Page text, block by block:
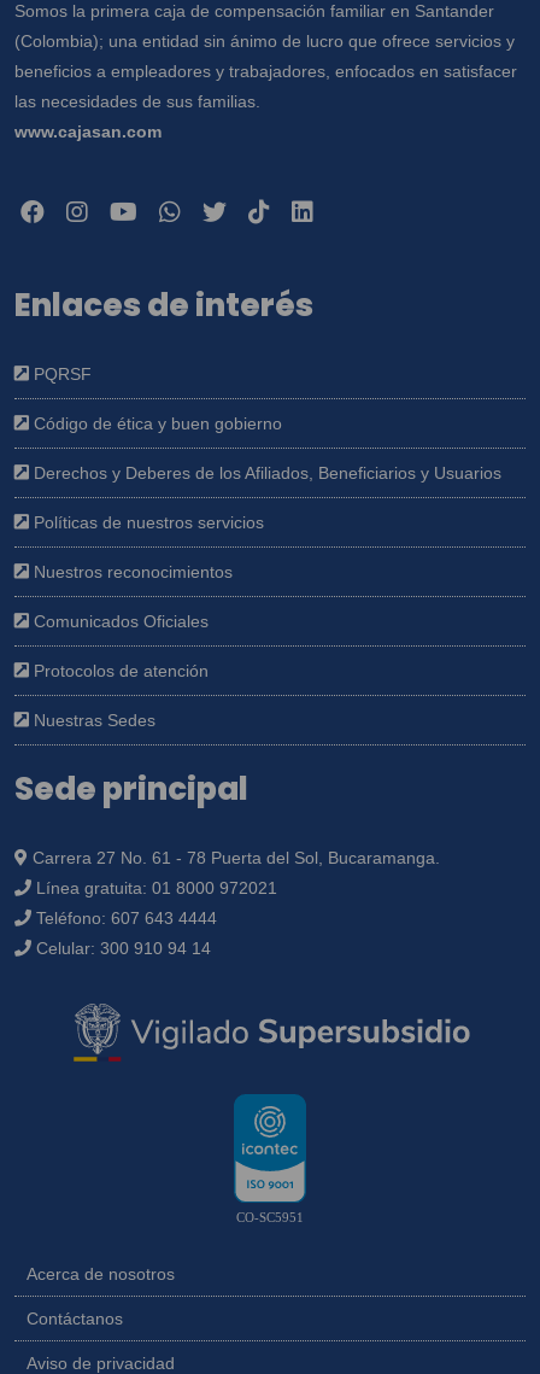
Somos la primera caja de compensación familiar en Santander
(Colombia); una entidad sin ánimo de lucro que ofrece servicios y
beneficios a empleadores y trabajadores, enfocados en satisfacer
las necesidades de sus familias.
www.cajasan.com
Enlaces de interés
PQRSF
Código de ética y buen gobierno
Derechos y Deberes de los Afiliados, Beneficiarios y Usuarios
Políticas de nuestros servicios
Nuestros reconocimientos
Comunicados Oficiales
Protocolos de atención
Nuestras Sedes
Sede principal
Carrera 27 No. 61 - 78 Puerta del Sol, Bucaramanga.
Línea gratuita: 01 8000 972021
Teléfono: 607 643 4444
Celular: 300 910 94 14
CO-SC5951
Acerca de nosotros
Contáctanos
Aviso de privacidad